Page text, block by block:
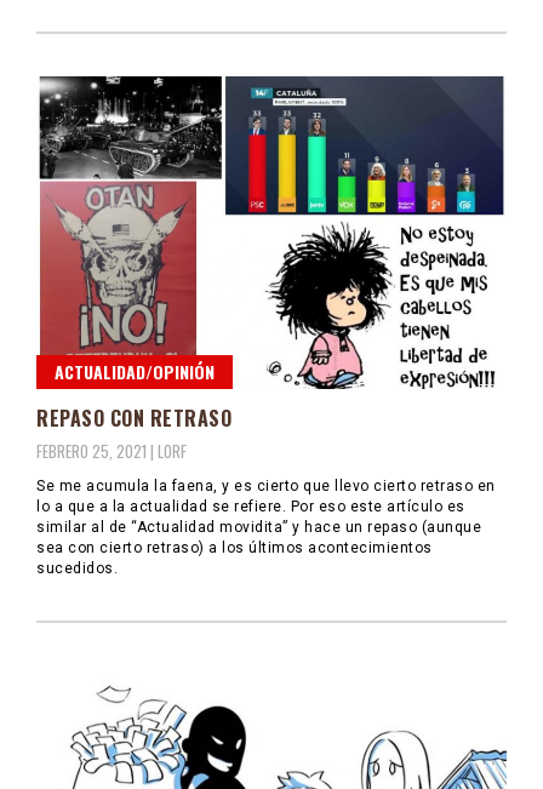
ACTUALIDAD/OPINIÓN
REPASO CON RETRASO
FEBRERO 25, 2021 | LORF
Se me acumula la faena, y es cierto que llevo cierto retraso en
lo a que a la actualidad se refiere. Por eso este artículo es
similar al de “Actualidad movidita” y hace un repaso (aunque
sea con cierto retraso) a los últimos acontecimientos
sucedidos.